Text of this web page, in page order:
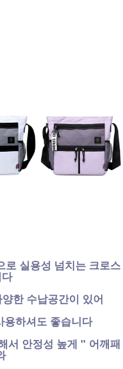
로 실용성 넘치는 크로스
한 수납공간이 있어
용하셔도 좋습니다
서 안정성 높게 " 어깨패